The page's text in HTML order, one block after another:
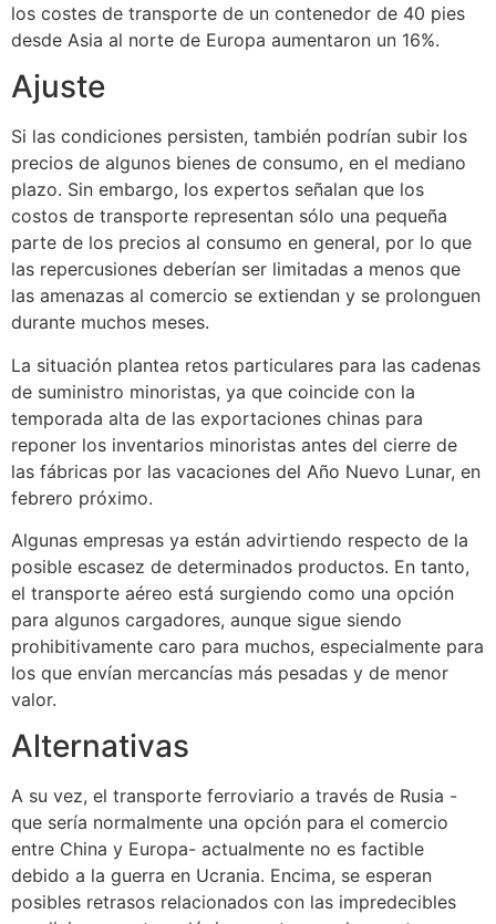
los costes de transporte de un contenedor de 40 pies
desde Asia al norte de Europa aumentaron un 16%.
Ajuste
Si las condiciones persisten, también podrían subir los
precios de algunos bienes de consumo, en el mediano
plazo. Sin embargo, los expertos señalan que los
costos de transporte representan sólo una pequeña
parte de los precios al consumo en general, por lo que
las repercusiones deberían ser limitadas a menos que
las amenazas al comercio se extiendan y se prolonguen
durante muchos meses.
La situación plantea retos particulares para las cadenas
de suministro minoristas, ya que coincide con la
temporada alta de las exportaciones chinas para
reponer los inventarios minoristas antes del cierre de
las fábricas por las vacaciones del Año Nuevo Lunar, en
febrero próximo.
Algunas empresas ya están advirtiendo respecto de la
posible escasez de determinados productos. En tanto,
el transporte aéreo está surgiendo como una opción
para algunos cargadores, aunque sigue siendo
prohibitivamente caro para muchos, especialmente para
los que envían mercancías más pesadas y de menor
valor.
Alternativas
A su vez, el transporte ferroviario a través de Rusia -
que sería normalmente una opción para el comercio
entre China y Europa- actualmente no es factible
debido a la guerra en Ucrania. Encima, se esperan
posibles retrasos relacionados con las impredecibles